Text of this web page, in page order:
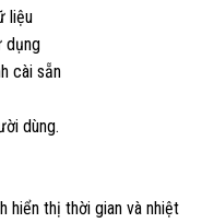
liệu
dụng
cài sẵn
dùng.
hiển thị thời gian và nhiệt